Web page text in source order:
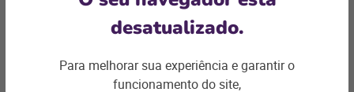
Como se preparar para as datas
promocionais do segundo
A segunda metade de 2022 será atípica e
recheada de datas promocionais. Saiba
desatualizado.
Para melhorar sua experiência e garantir o
funcionamento do site,